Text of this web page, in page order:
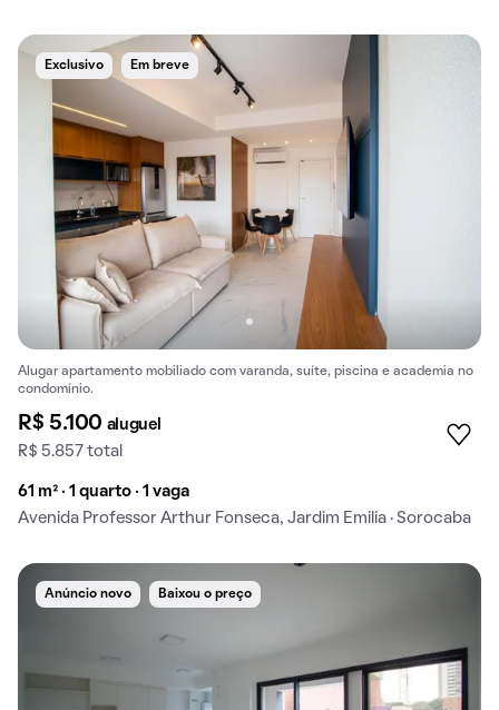
Exclusivo Em breve
Alugar apartamento mobiliado com varanda, suíte, piscina e academia no
condomínio.
R$ 5.100 aluguel
R$ 5.857 total
61 m² · 1 quarto · 1 vaga
Avenida Professor Arthur Fonseca, Jardim Emilia · Sorocaba
Anúncio novo Baixou o preço